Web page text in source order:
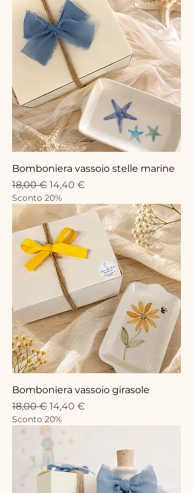
Bomboniera vassoio stelle marine
Prezzo regolare
18,00 € Prezzo scontato
14,40 €
Sconto 20%
Bomboniera vassoio girasole
Prezzo regolare
18,00 € Prezzo scontato
14,40 €
Sconto 20%